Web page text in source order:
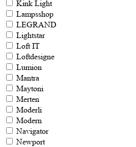
Kink Light
Lampsshop
LEGRAND
Lightstar
Loft IT
Loftdesigne
Lumion
Mantra
Maytoni
Merten
Moderli
Modern
Navigator
Newport